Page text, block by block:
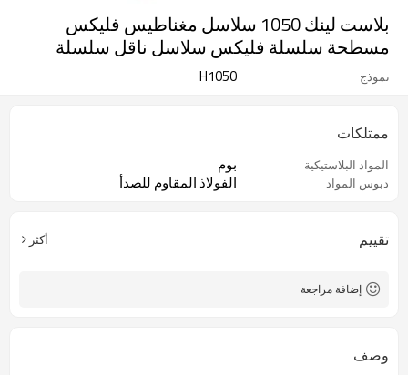
بلاست لينك 1050 سلاسل مغناطيس فليكس
مسطحة سلسلة فليكس سلاسل ناقل سلسلة
نموذج H1050
ممتلكات
المواد البلاستيكية بوم
دبوس المواد الفولاذ المقاوم للصدأ
تقييم أكثر
إضافة مراجعة
وصف